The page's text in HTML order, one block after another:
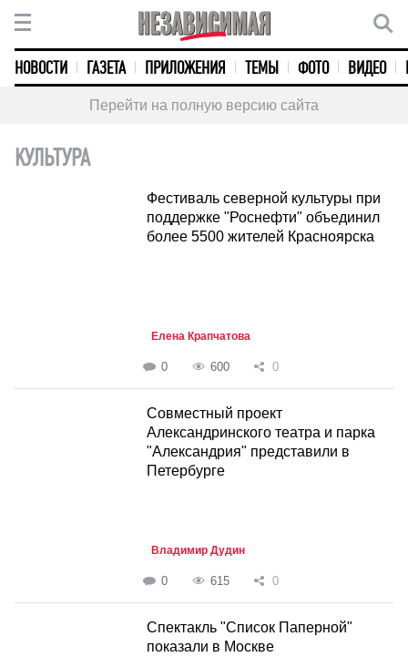
НОВОСТИ ГАЗЕТА ПРИЛОЖЕНИЯ ТЕМЫ ФОТО ВИДЕО
Перейти на полную версию сайта
КУЛЬТУРА
Фестиваль северной культуры при
поддержке "Роснефти" объединил
более 5500 жителей Красноярска
Елена Крапчатова
0 600 0
Совместный проект
Александринского театра и парка
"Александрия" представили в
Петербурге
Владимир Дудин
0 615 0
Спектакль "Список Паперной"
показали в Москве